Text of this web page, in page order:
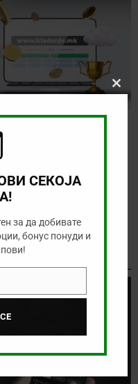
17:00) ИНТЕР
а ние ќе го
лига
Close
СЕКОЈА
за да добивате
бонус понуди и